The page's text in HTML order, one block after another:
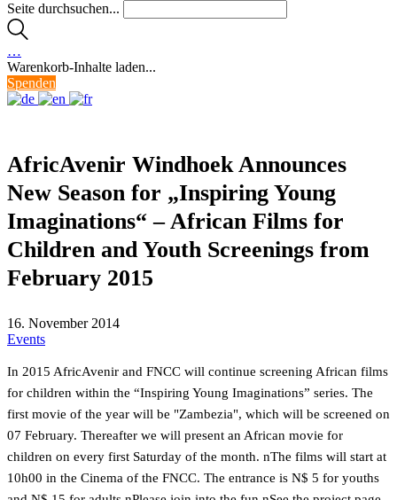
Seite durchsuchen...
…
Warenkorb-Inhalte laden...
Spenden
AfricAvenir Windhoek Announces
New Season for „Inspiring Young
Imaginations“ – African Films for
Children and Youth Screenings from
February 2015
16. November 2014
Events
In 2015 AfricAvenir and FNCC will continue screening African films
for children within the “Inspiring Young Imaginations” series. The
first movie of the year will be "Zambezia", which will be screened on
07 February. Thereafter we will present an African movie for
children on every first Saturday of the month. nThe films will start at
10h00 in the Cinema of the FNCC. The entrance is N$ 5 for youths